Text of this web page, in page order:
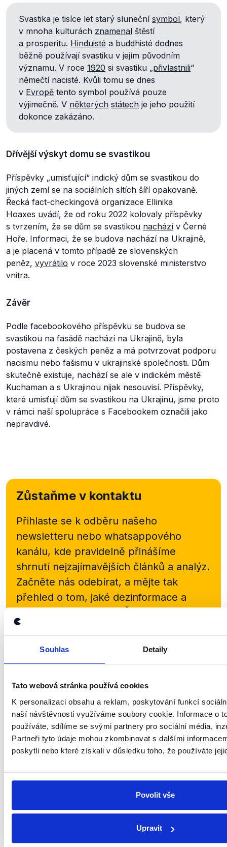
Souhlas Detaily
Tato webová stránka používá cookies
K personalizaci obsahu a reklam, poskytování funkcí
naší návštěvnosti využíváme soubory cookie. Informace o
používáte, sdílíme se svými partnery pro sociální média,
Partneři tyto údaje mohou zkombinovat s dalšími
poskytli nebo které získali v důsledku toho, že používáte
Povolit vše
Upravit
Svastika je tisíce let starý sluneční symbol, který
v mnoha kulturách znamenal štěstí
a prosperitu. Hinduisté a buddhisté dodnes
běžně používají svastiku v jejím původním
významu. V roce 1920 si svastiku „přivlastnili“
němečtí nacisté. Kvůli tomu se dnes
v Evropě tento symbol používá pouze
výjimečně. V některých státech je jeho použití
dokonce zakázáno.
Dřívější výskyt domu se svastikou
Příspěvky „umisťující“ indický dům se svastikou do
jiných zemí se na sociálních sítích šíří opakovaně.
Řecká fact-checkingová organizace Ellinika
Hoaxes uvádí, že od roku 2022 kolovaly příspěvky
s tvrzením, že se dům se svastikou nacházív Černé
Hoře. Informaci, že se budova nachází na Ukrajině,
a je placená v tomto případě ze slovenských
peněz, vyvrátilo v roce 2023 slovenské ministerstvo
vnitra.
Závěr
Podle facebookového příspěvku se budova se
svastikou na fasádě nachází na Ukrajině, byla
postavena z českých peněz a má potvrzovat podporu
nacismu nebo fašismu v ukrajinské společnosti. Dům
skutečně existuje, nachází se ale v indickém městě
Kuchaman a s Ukrajinou nijak nesouvisí. Příspěvky,
které umisťují dům se svastikou na Ukrajinu, jsme proto
v rámci naší spolupráce s Facebookem označili jako
nepravdivé.
Zůstaňme v kontaktu
Přihlaste se k odběru našeho
newsletteru nebo whatsappového
kanálu, kde pravidelně přinášíme
shrnutí nejzajímavějších článků a analýz.
Začněte nás odebírat, a mějte tak
přehled o tom, jaké dezinformace a
Nenechte si ujít nejnovější události
z Demagog.cz. Sdílením našich
příspěvků přátelům podpoříte naši